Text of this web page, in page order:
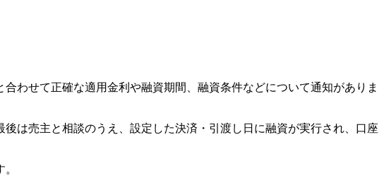
合わせて正確な適用金利や融資期間、融資条件などについて通知がありま
は売主と相談のうえ、設定した決済・引渡し日に融資が実行され、口座